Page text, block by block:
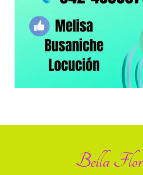
Bella Flor